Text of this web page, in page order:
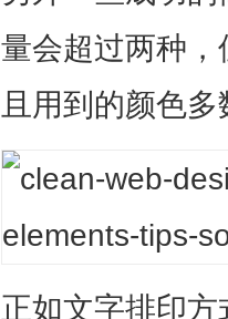
量会超过两种
且用到的颜色
正如文字排印